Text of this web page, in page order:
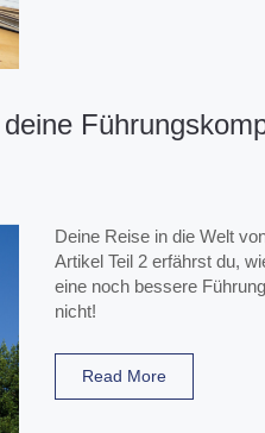
Deine Reise in die Welt
Artikel Teil 2 erfährst du,
eine noch bessere
nicht!
Read More